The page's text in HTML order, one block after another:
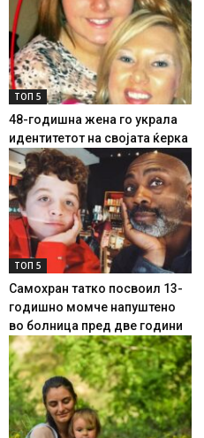
ТОП 5
48-годишна жена го украла
идентитетот на својата ќерка
ТОП 5
Самохран татко посвоил 13-
годишно момче напуштено
во болница пред две години